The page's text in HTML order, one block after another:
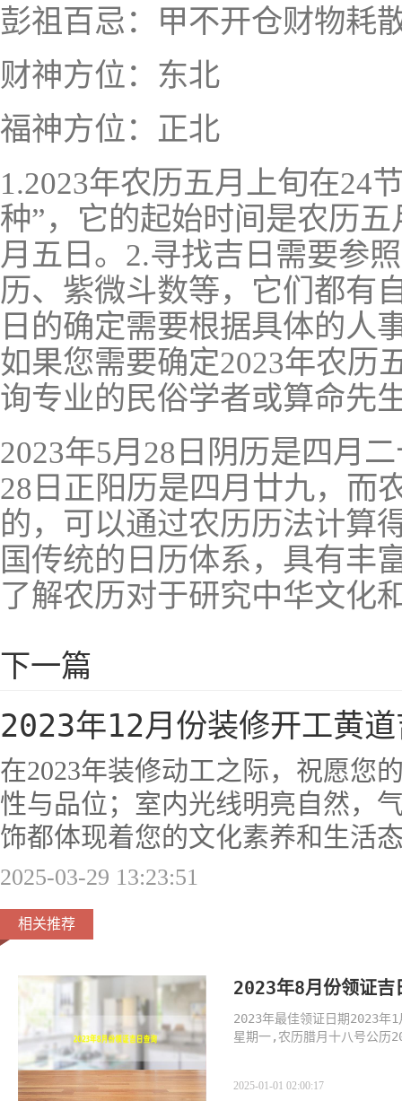
彭祖百忌：甲不开仓财物耗
财神方位：东北
福神方位：正北
1.2023年农历五月上旬在24
种”，它的起始时间是农历
月五日。2.寻找吉日需要参
历、紫微斗数等，它们都有
日的确定需要根据具体的人
如果您需要确定2023年农历
询专业的民俗学者或算命先
2023年5月28日阴历是四月
28日正阳历是四月廿九，而
的，可以通过农历历法计算
国传统的日历体系，具有丰
了解农历对于研究中华文化
下一篇
2023年12月份装修开工黄
在2023年装修动工之际，祝愿您
性与品位；室内光线明亮自然，
饰都体现着您的文化素养和生活
2025-03-29 13:23:51
相关推荐
2023年8月份领证吉
2023年最佳领证日期2023年
星期一,农历腊月十八号公历
2025-01-01 02:00:17